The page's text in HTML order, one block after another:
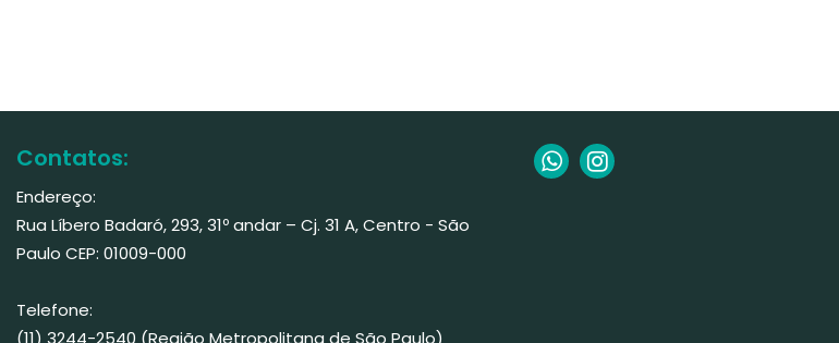
Contatos:
Endereço:
Rua Líbero Badaró, 293, 31º andar – Cj. 31 A, Centro - São
Paulo CEP: 01009-000
Telefone:
(11) 3244-2540 (Região Metropolitana de São Paulo)